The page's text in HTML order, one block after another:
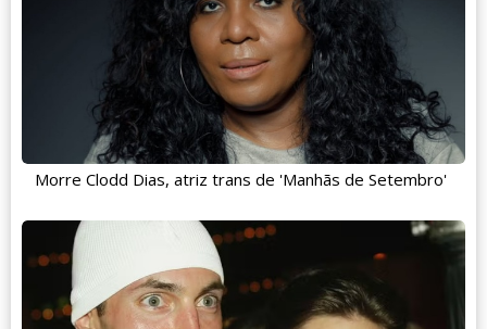
Morre Clodd Dias, atriz trans de 'Manhãs de Setembro'